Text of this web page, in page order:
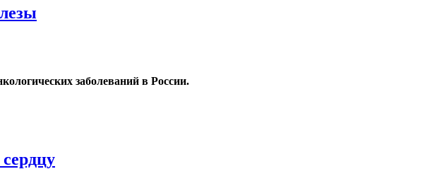
заболеваний в России.